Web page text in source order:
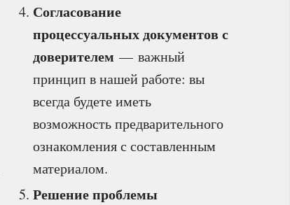
Согласование
процессуальных документов с
доверителем — важный
принцип в нашей работе: вы
всегда будете иметь
возможность предварительного
ознакомления с составленным
материалом.
Решение проблемы